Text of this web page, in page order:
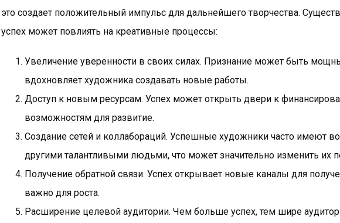
это создает положительный импульс для дальнейшего творчества.
успех может повлиять на креативные процессы:
Увеличение уверенности в своих силах. Признание может быть
вдохновляет художника создавать новые работы.
Доступ к новым ресурсам. Успех может открыть двери к
возможностям для развитие.
Создание сетей и коллабораций. Успешные художники часто имеют
другими талантливыми людьми, что может значительно изменить их
Получение обратной связи. Успех открывает новые каналы для
важно для роста.
Расширение целевой аудитории. Чем больше успех, тем шире